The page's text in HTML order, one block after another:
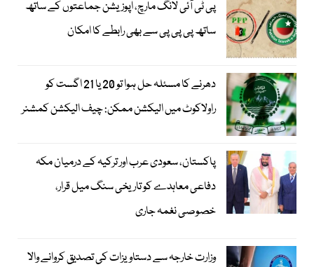
پی ٹی آئی لانگ مارچ، اپوزیشن جماعتوں کے ساتھ
ساتھ پی پی پی سے بھی رابطے کا امکان
دھرنے کا مسئلہ حل ہوا تو 20 یا 21 اگست کو
راولاکوٹ میں الیکشن ممکن: چیف الیکشن کمشنر
پاکستان، سعودی عرب اور ترکیہ کے درمیان مکہ
دفاعی معاہدے کو تاریخی سنگ میل قرار،
خصوصی نغمہ جاری
وزارت خارجہ سے دستاویزات کی تصدیق کروانے والا